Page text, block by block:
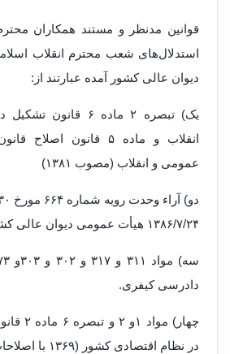
قوانین مدنظر و مستند همکاران
استدلال‌های شعب محترم انقلاب
دیوان عالی کشور آمده عبارتند از:
یک) تبصره ۲ ماده ۶
انقلاب و ماده ۵ قانون
عمومی و انقلاب (مصوب ۱۳۸۱)
۱۳۸۶/۷/۲۴ هیأت عمومی دیوان عالی کشور.
دادرسی کیفری.
چهار)
در نظام اقتصادی کشور (۱۳۶۹ با اصلاحات سال ۱۳۸۴)